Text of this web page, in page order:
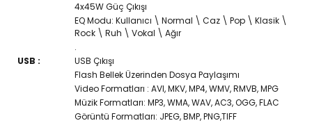
4x45W Güç Çıkışı
EQ Modu: Kullanıcı \ Normal \ Caz \ Pop \ Klasik \
Rock \ Ruh \ Vokal \ Ağır
.
USB :
USB Çıkışı
Flash Bellek Üzerinden Dosya Paylaşımı
Video Formatları : AVI, MKV, MP4, WMV, RMVB, MPG
Müzik Formatları: MP3, WMA, WAV, AC3, OGG, FLAC
Görüntü Formatları: JPEG, BMP, PNG,TIFF